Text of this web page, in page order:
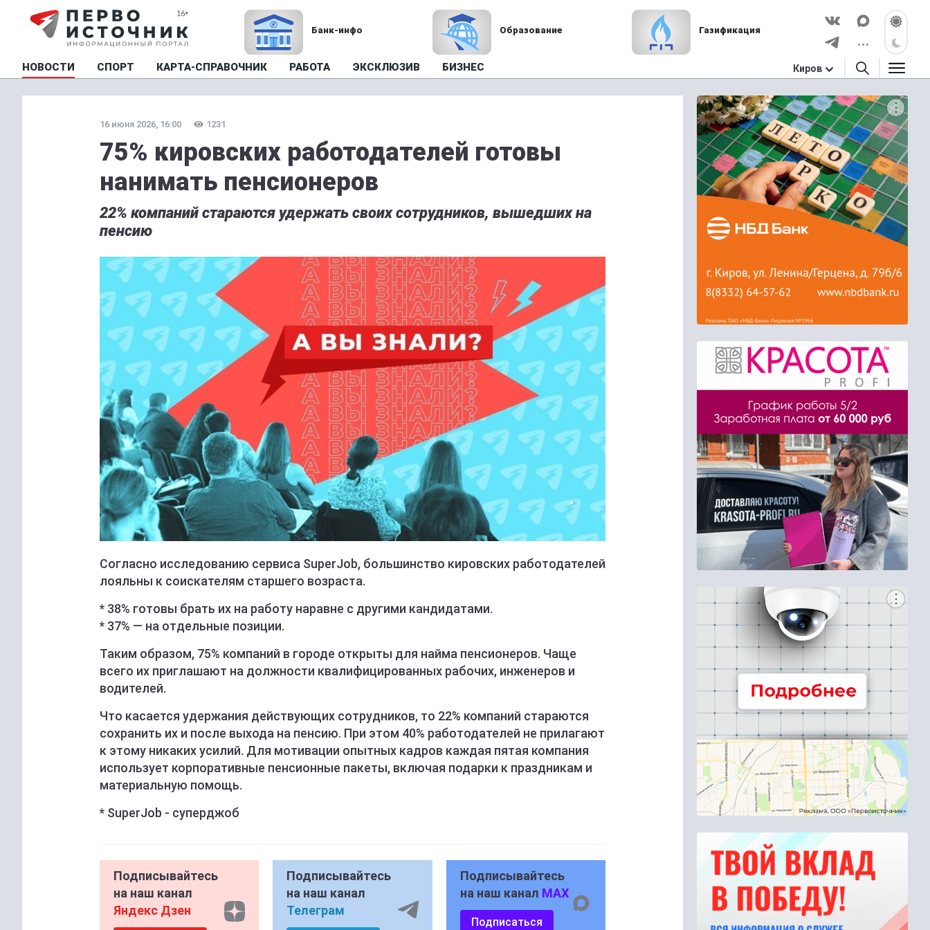
Банк-инфо Образование Газификация
НОВОСТИ СПОРТ КАРТА-СПРАВОЧНИК РАБОТА ЭКСКЛЮЗИВ БИЗНЕС Киров
16 июня 2026, 16:00 1231
75% кировских работодателей готовы
нанимать пенсионеров
22% компаний стараются удержать своих сотрудников, вышедших на
пенсию
Согласно исследованию сервиса SuperJob, большинство кировских работодателей
лояльны к соискателям старшего возраста.
* 38% готовы брать их на работу наравне с другими кандидатами.
* 37% — на отдельные позиции.
Таким образом, 75% компаний в городе открыты для найма пенсионеров. Чаще
всего их приглашают на должности квалифицированных рабочих, инженеров и
водителей.
Что касается удержания действующих сотрудников, то 22% компаний стараются
сохранить их и после выхода на пенсию. При этом 40% работодателей не прилагают
к этому никаких усилий. Для мотивации опытных кадров каждая пятая компания
использует корпоративные пенсионные пакеты, включая подарки к праздникам и
материальную помощь.
* SuperJob - суперджоб
Подписывайтесь
на наш канал
Яндекс Дзен
Подписывайтесь
на наш канал
Телеграм
Подписывайтесь
на наш канал MAX
Подписаться